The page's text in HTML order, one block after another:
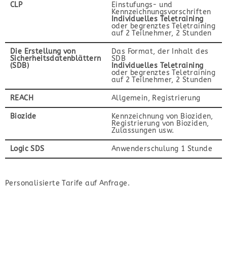
CLP
Einstufungs- und
Kennzeichnungsvorschriften
Individuelles Teletraining
oder begrenztes Teletraining
auf 2 Teilnehmer, 2 Stunden
Die Erstellung von
Sicherheitsdatenblättern
(SDB)
Das Format, der Inhalt des
SDB
Individuelles Teletraining
oder begrenztes Teletraining
auf 2 Teilnehmer, 2 Stunden
REACH Allgemein, Registrierung
Biozide
Kennzeichnung von Bioziden,
Registrierung von Bioziden,
Zulassungen usw.
Logic SDS Anwenderschulung 1 Stunde
Personalisierte Tarife auf Anfrage.